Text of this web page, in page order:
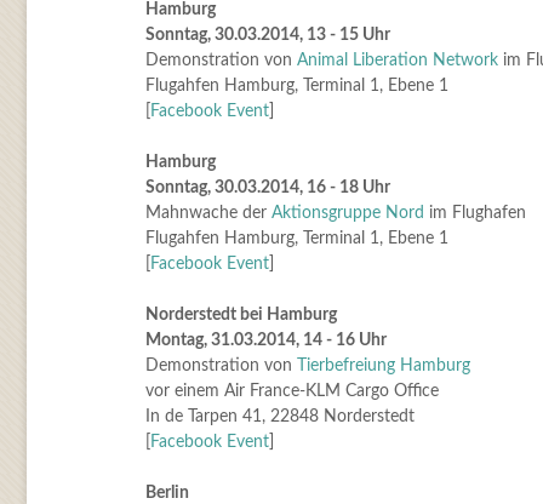
Hamburg
Sonntag, 30.03.2014, 13 - 15 Uhr
Demonstration von Animal Liberation Networkim
Flugahfen Hamburg, Terminal 1, Ebene 1
Facebook Event]
Hamburg
Sonntag, 30.03.2014, 16 - 18 Uhr
Mahnwache der Aktionsgruppe Nord im Flughafen
Flugahfen Hamburg, Terminal 1, Ebene 1
Facebook Event]
Norderstedt bei Hamburg
Montag, 31.03.2014, 14 - 16 Uhr
Demonstration von Tierbefreiung Hamburg
vor einem Air France-KLM Cargo Office
In de Tarpen 41, 22848 Norderstedt
Facebook Event]
Berlin